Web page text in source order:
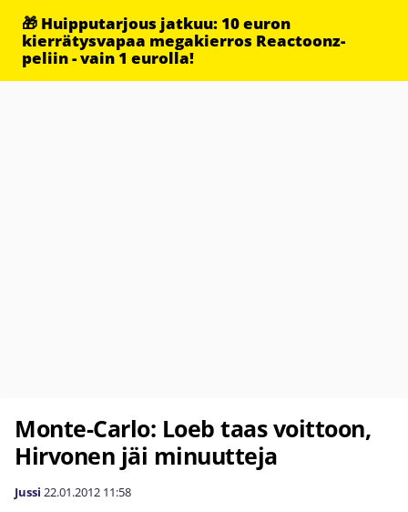
🎁 Huipputarjous jatkuu: 10 euron
kierrätysvapaa megakierros Reactoonz-
peliin - vain 1 eurolla!
Monte-Carlo: Loeb taas voittoon,
Hirvonen jäi minuutteja
Jussi 22.01.2012 11:58